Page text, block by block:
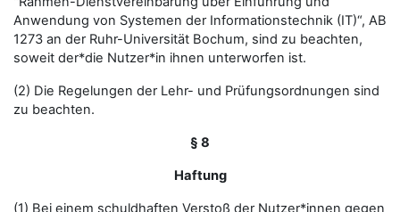
Anwendung von Systemen der Informationstechnik (IT)“, AB
1273 an der Ruhr-Universität Bochum, sind zu beachten,
soweit der*die Nutzer*in ihnen unterworfen ist.
(2) Die Regelungen der Lehr- und Prüfungsordnungen sind
zu beachten.
§ 8
Haftung
(1) Bei einem schuldhaften Verstoß der Nutzer*innen gegen